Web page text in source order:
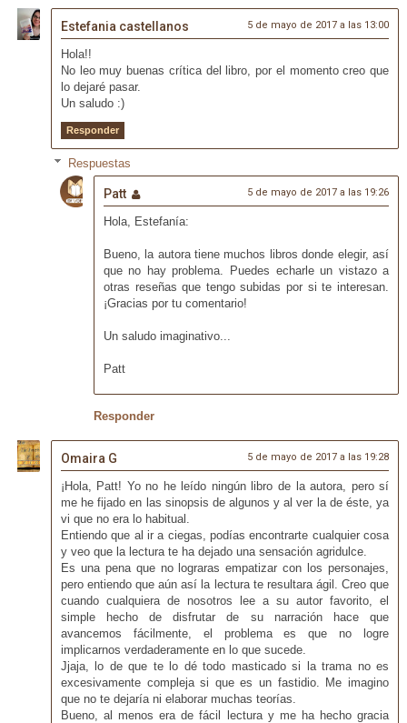
Estefania castellanos 5 de mayo de 2017 a las 13:00
Hola!!
No leo muy buenas crítica del libro, por el momento creo que
lo dejaré pasar.
Un saludo :)
Responder
Respuestas
Patt 5 de mayo de 2017 a las 19:26
Hola, Estefanía:
Bueno, la autora tiene muchos libros donde elegir, así
que no hay problema. Puedes echarle un vistazo a
otras reseñas que tengo subidas por si te interesan.
¡Gracias por tu comentario!
Un saludo imaginativo...
Patt
Responder
Omaira G 5 de mayo de 2017 a las 19:28
¡Hola, Patt! Yo no he leído ningún libro de la autora, pero sí
me he fijado en las sinopsis de algunos y al ver la de éste, ya
vi que no era lo habitual.
Entiendo que al ir a ciegas, podías encontrarte cualquier cosa
y veo que la lectura te ha dejado una sensación agridulce.
Es una pena que no lograras empatizar con los personajes,
pero entiendo que aún así la lectura te resultara ágil. Creo que
cuando cualquiera de nosotros lee a su autor favorito, el
simple hecho de disfrutar de su narración hace que
avancemos fácilmente, el problema es que no logre
implicarnos verdaderamente en lo que sucede.
Jjaja, lo de que te lo dé todo masticado si la trama no es
excesivamente compleja si que es un fastidio. Me imagino
que no te dejaría ni elaborar muchas teorías.
Bueno, al menos era de fácil lectura y me ha hecho gracia